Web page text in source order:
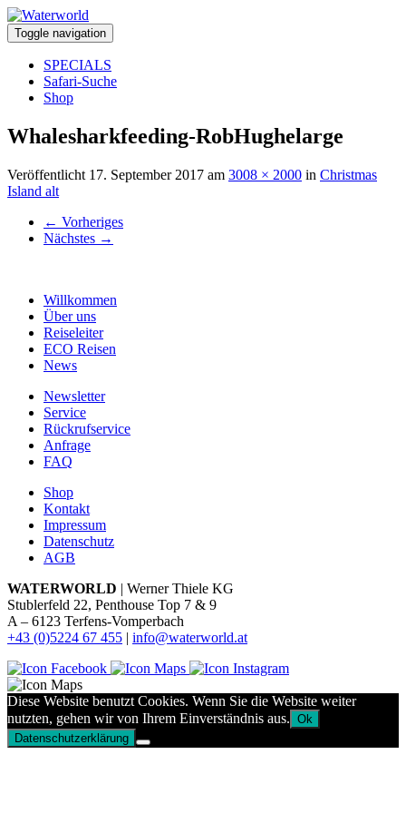
Toggle navigation
SPECIALS
Safari-Suche
Shop
Whalesharkfeeding-RobHughelarge
Veröffentlicht 17. September 2017 am 3008 × 2000 in Christmas
Island alt
← Vorheriges
Nächstes →
Willkommen
Über uns
Reiseleiter
ECO Reisen
News
Newsletter
Service
Rückrufservice
Anfrage
FAQ
Shop
Kontakt
Impressum
Datenschutz
AGB
WATERWORLD | Werner Thiele KG
Stublerfeld 22, Penthouse Top 7 & 9
A – 6123 Terfens-Vomperbach
+43 (0)5224 67 455 | info@waterworld.at
Diese Website benutzt Cookies. Wenn Sie die Website weiter
nutzten, gehen wir von Ihrem Einverständnis aus. Ok
Datenschutzerklärung